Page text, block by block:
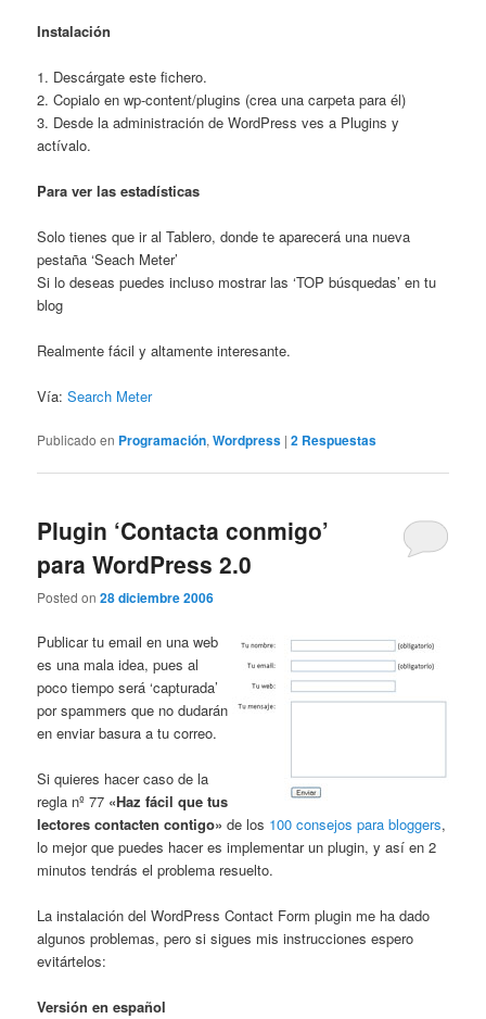
Instalación
1. Descárgate este fichero.
2. Copialo en wp-content/plugins (crea una carpeta para él)
3. Desde la administración de WordPress ves a Plugins y
actívalo.
Para ver las estadísticas
Solo tienes que ir al Tablero, donde te aparecerá una nueva
pestaña ‘Seach Meter’
Si lo deseas puedes incluso mostrar las ‘TOP búsquedas’ en tu
blog
Realmente fácil y altamente interesante.
Vía:Search Meter
Publicado en Programación,Wordpress |2 Respuestas
Plugin ‘Contacta conmigo’
para WordPress 2.0
Posted on28 diciembre 2006
Publicar tu email en una web
es una mala idea, pues al
poco tiempo será ‘capturada’
por spammers que no dudarán
en enviar basura a tu correo.
Si quieres hacer caso de la
regla nº 77 «Haz fácil que tus
lectores contacten contigo» de los 100 consejos para bloggers,
lo mejor que puedes hacer es implementar un plugin, y así en 2
minutos tendrás el problema resuelto.
La instalación del WordPress Contact Form plugin me ha dado
algunos problemas, pero si sigues mis instrucciones espero
evitártelos:
Versión en español